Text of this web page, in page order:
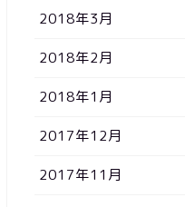
2018年3月
2018年2月
2018年1月
2017年12月
2017年11月